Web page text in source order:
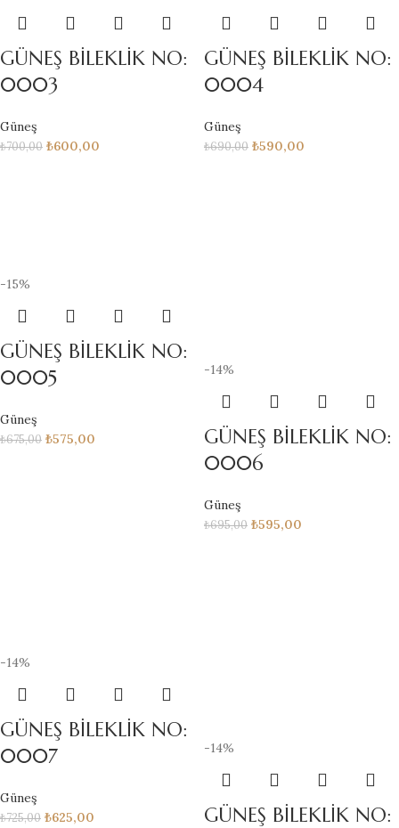
GÜNEŞ BİLEKLİK NO:
0003
Güneş
₺700,00 ₺600,00
GÜNEŞ BİLEKLİK NO:
0004
Güneş
₺690,00 ₺590,00
-15%
GÜNEŞ BİLEKLİK NO:
0005
Güneş
₺675,00 ₺575,00
-14%
GÜNEŞ BİLEKLİK NO:
0006
Güneş
₺695,00 ₺595,00
-14%
GÜNEŞ BİLEKLİK NO:
0007
Güneş
₺725,00 ₺625,00
-14%
GÜNEŞ BİLEKLİK NO: